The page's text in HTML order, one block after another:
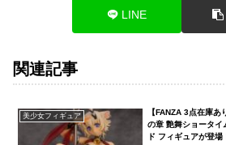
LINE
関連記事
美少女フィギュア
【FANZA 3点在庫
の章 艶舞ショータイ
ド フィギュアが登場